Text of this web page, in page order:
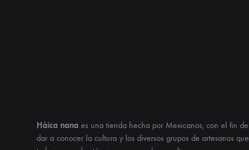
Hàica nana es una tienda hecha por Mexicanos, con el fin de
dar a conocer la cultura y los diversos grupos de artesanos que